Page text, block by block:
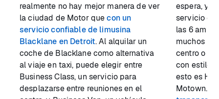
realmente no hay mejor manera de ver
la ciudad de Motor quecon un
servicio confiable de limusina
Blacklane en Detroit. Al alquilar un
coche de Blacklane como alternativa
al viaje en taxi, puede elegir entre
Business Class, un servicio para
desplazarse entre reuniones en el
espera, ya
servicio de
las 6 am (o
muchos
centro o
con estilo
esto es
Motown.